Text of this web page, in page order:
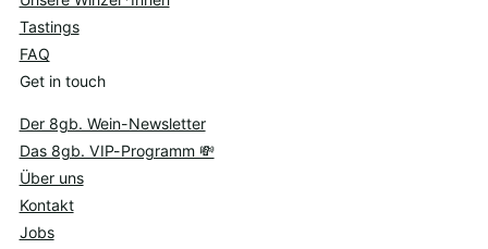
Tastings
FAQ
Get in touch
Der 8gb. Wein-Newsletter
Das 8gb. VIP-Programm 💸
Über uns
Kontakt
Jobs